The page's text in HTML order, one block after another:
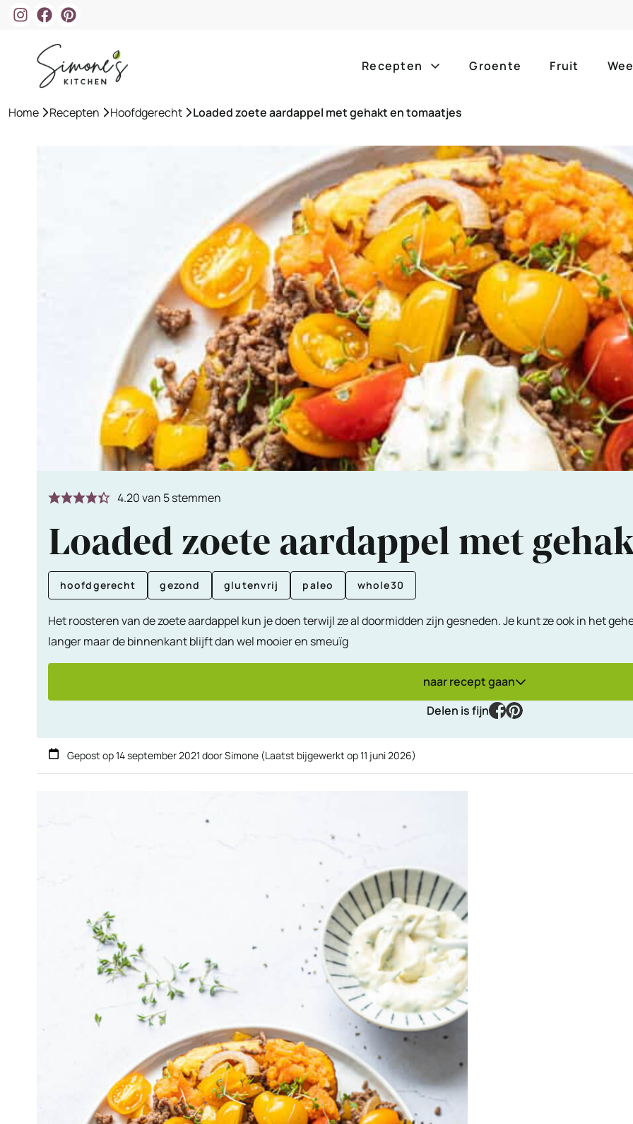
Recepten
ontbijt bijgerechten
lunch hoofdgerechten
borrelhapjes desserts
voorgerechten drankjes
alle
alle
zomer
slow
Groente Fruit
Home »Recepten »Hoofdgerecht »Loaded zoete aardappel met gehakt en tomaatjes
4.20van 5stemmen
Loaded zoete aardappel met
hoofdgerecht gezond glutenvrij paleo whole30
Het roosteren van de zoete aardappel kun je doen terwijl ze al doormidden zijn gesneden. Je kunt ze ook in het
langer maar de binnenkant blijft dan wel mooier en smeuïg
naar recept gaan
Delen is fijn
facebook
pinterest
Gepost op14 september 2021 doorSimone (Laatst bijgewerkt op11 juni 2026)